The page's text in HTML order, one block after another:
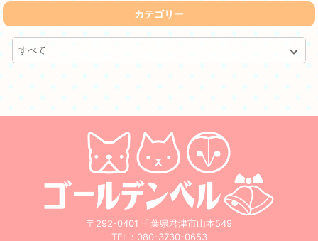
カテゴリー
すべて
〒292-0401 千葉県君津市山本549
TEL： 080-3730-0653